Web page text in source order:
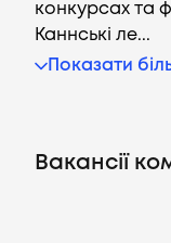
конкурсах та
Каннські ле...
Показати
Вакансії